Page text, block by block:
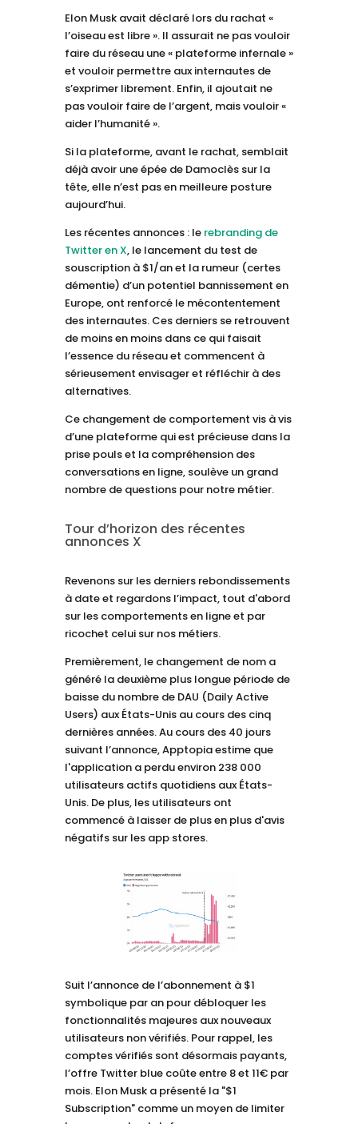
Elon Musk avait déclaré lors du rachat «
l’oiseau est libre ». Il assurait ne pas vouloir
faire du réseau une « plateforme infernale »
et vouloir permettre aux internautes de
s’exprimer librement. Enfin, il ajoutait ne
pas vouloir faire de l’argent, mais vouloir «
aider l’humanité ».
Si la plateforme, avant le rachat, semblait
déjà avoir une épée de Damoclès sur la
tête, elle n’est pas en meilleure posture
aujourd’hui.
Les récentes annonces : le rebranding de
Twitter en X, le lancement du test de
souscription à $1/an et la rumeur (certes
démentie) d’un potentiel bannissement en
Europe, ont renforcé le mécontentement
des internautes. Ces derniers se retrouvent
de moins en moins dans ce qui faisait
l’essence du réseau et commencent à
sérieusement envisager et réfléchir à des
alternatives.
Ce changement de comportement vis à vis
d’une plateforme qui est précieuse dans la
prise pouls et la compréhension des
conversations en ligne, soulève un grand
nombre de questions pour notre métier.
Tour d’horizon des récentes
annonces X
Revenons sur les derniers rebondissements
à date et regardons l’impact, tout d'abord
sur les comportements en ligne et par
ricochet celui sur nos métiers.
Premièrement, le changement de nom a
généré la deuxième plus longue période de
baisse du nombre de DAU (Daily Active
Users) aux États-Unis au cours des cinq
dernières années. Au cours des 40 jours
suivant l’annonce, Apptopia estime que
l'application a perdu environ 238 000
utilisateurs actifs quotidiens aux États-
Unis. De plus, les utilisateurs ont
commencé à laisser de plus en plus d'avis
négatifs sur les app stores.
Suit l’annonce de l’abonnement à $1
symbolique par an pour débloquer les
fonctionnalités majeures aux nouveaux
utilisateurs non vérifiés. Pour rappel, les
comptes vérifiés sont désormais payants,
l’offre Twitter blue coûte entre 8 et 11€ par
mois. Elon Musk a présenté la "$1
Subscription" comme un moyen de limiter